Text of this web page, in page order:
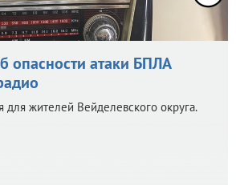
опасности атаки БПЛА
жителей Вейделевского округа.